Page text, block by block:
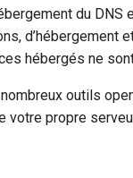
du
d’hébergement
hébergés ne
outils
votre propre